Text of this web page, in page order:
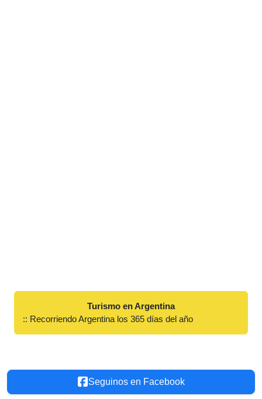
Turismo en Argentina
:: Recorriendo Argentina los 365 días del año
Seguinos en Facebook